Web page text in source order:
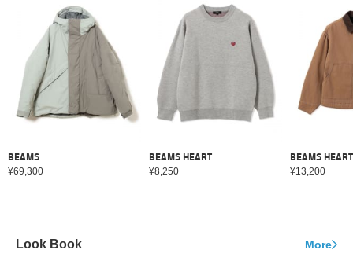
BEAMS
¥69,300
BEAMS HEART
¥8,250
BEAMS HEART
¥13,200
Look Book More